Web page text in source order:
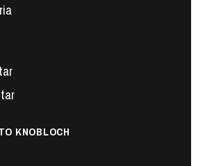
KNOBLOCH